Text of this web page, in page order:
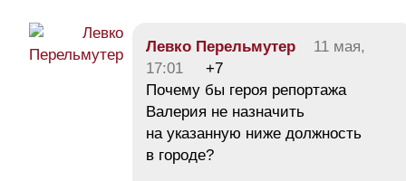
Левко Перельмутер
11 мая,
17:01
+7
Почему бы героя репортажа
Валерия не назначить
на указанную ниже должность
в городе?